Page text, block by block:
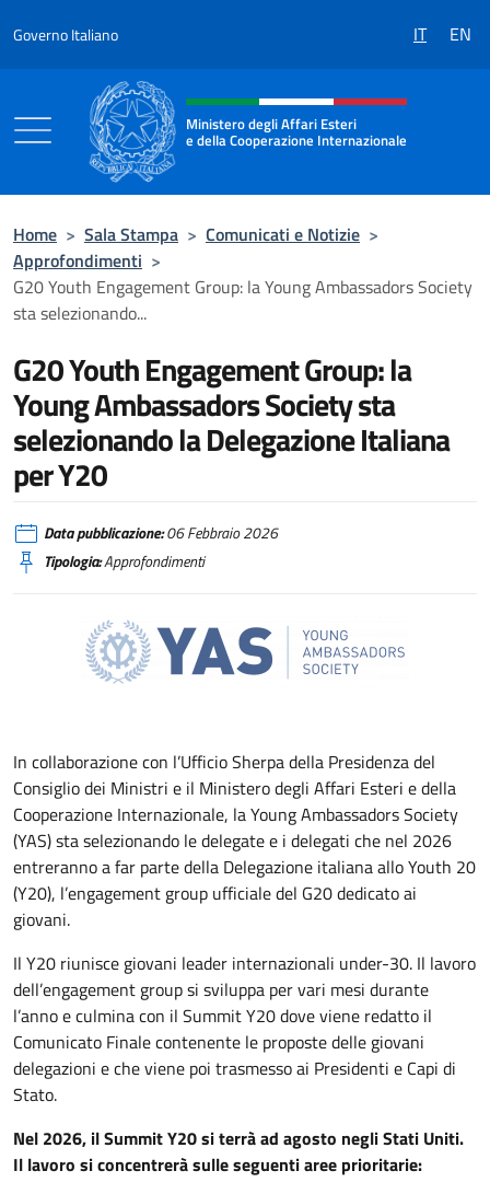
Governo Italiano IT EN
Intestazione sito, social e menù
Ministero degli Affari Esteri
e della Cooperazione Internazionale
Home > Sala Stampa > Comunicati e Notizie >
Approfondimenti >
G20 Youth Engagement Group: la Young Ambassadors Society
sta selezionando...
G20 Youth Engagement Group: la
Young Ambassadors Society sta
selezionando la Delegazione Italiana
per Y20
Data pubblicazione:06 Febbraio 2026
Tipologia:Approfondimenti
In collaborazione con l’Ufficio Sherpa della Presidenza del
Consiglio dei Ministri e il Ministero degli Affari Esteri e della
Cooperazione Internazionale, la Young Ambassadors Society
(YAS) sta selezionando le delegate e i delegati che nel 2026
entreranno a far parte della Delegazione italiana allo Youth 20
(Y20), l’engagement group ufficiale del G20 dedicato ai
giovani.
Il Y20 riunisce giovani leader internazionali under-30. Il lavoro
dell’engagement group si sviluppa per vari mesi durante
l’anno e culmina con il Summit Y20 dove viene redatto il
Comunicato Finale contenente le proposte delle giovani
delegazioni e che viene poi trasmesso ai Presidenti e Capi di
Stato.
Nel 2026, il Summit Y20 si terrà ad agosto negli Stati Uniti.
Il lavoro si concentrerà sulle seguenti aree prioritarie: